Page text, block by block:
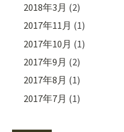
2018年3月 (2)
2017年11月 (1)
2017年10月 (1)
2017年9月 (2)
2017年8月 (1)
2017年7月 (1)